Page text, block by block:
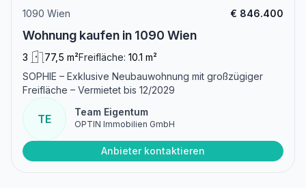
1090 Wien € 846.400
Wohnung kaufen in 1090 Wien
3 77,5 m²Freifläche: 10.1 m²
SOPHIE – Exklusive Neubauwohnung mit großzügiger
Freifläche – Vermietet bis 12/2029
TE
Team Eigentum
OPTIN Immobilien GmbH
Anbieter kontaktieren